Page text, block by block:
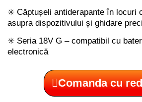
✳️ Căptușeli antiderapante în locuri
asupra dispozitivului și ghidare
✳️ Seria 18V G – compatibil cu
electronică
Comanda cu